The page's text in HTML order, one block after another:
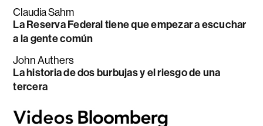
Claudia Sahm
La Reserva Federal tiene que empezar a escuchar
a la gente común
John Authers
La historia de dos burbujas y el riesgo de una
tercera